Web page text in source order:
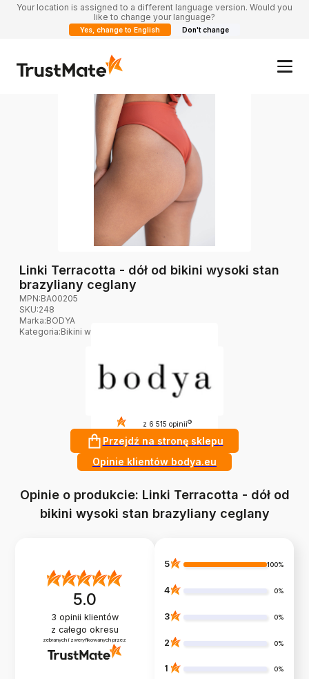
Your location is assigned to a different language version. Would you
like to change your language?
Yes, change to English Don't change
Linki Terracotta - dół od bikini wysoki stan
brazyliany ceglany
MPN:BA00205
SKU:248
Marka:BODYA
Kategoria:Bikini wysoki stan
z 6 515 opinii ?
Przejdź na stronę sklepu
Opinie klientów bodya.eu
Opinie o produkcie: Linki Terracotta - dół od
bikini wysoki stan brazyliany ceglany
5.0
3 opinii klientów
z całego okresu
zebranych i zweryfikowanych przez
5 100%
4 0%
3 0%
2 0%
1 0%